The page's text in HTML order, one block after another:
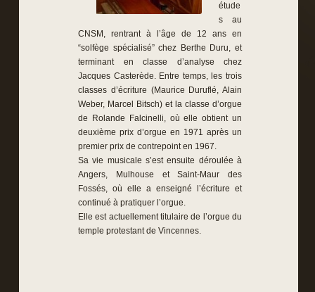
étude
s au
CNSM, rentrant à l’âge de 12 ans en
“solfège spécialisé” chez Berthe Duru, et
terminant en classe d’analyse chez
Jacques Casterède. Entre temps, les trois
classes d’écriture (Maurice Duruflé, Alain
Weber, Marcel Bitsch) et la classe d’orgue
de Rolande Falcinelli, où elle obtient un
deuxième prix d’orgue en 1971 après un
premier prix de contrepoint en 1967.
Sa vie musicale s’est ensuite déroulée à
Angers, Mulhouse et Saint-Maur des
Fossés, où elle a enseigné l’écriture et
continué à pratiquer l’orgue.
Elle est actuellement titulaire de l’orgue du
temple protestant de Vincennes.